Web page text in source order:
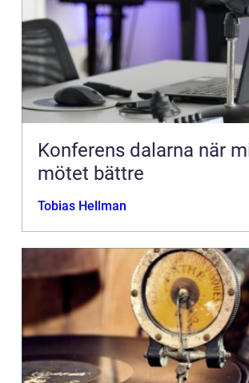
Konferens dalarna när miljön gör
mötet bättre
Tobias Hellman